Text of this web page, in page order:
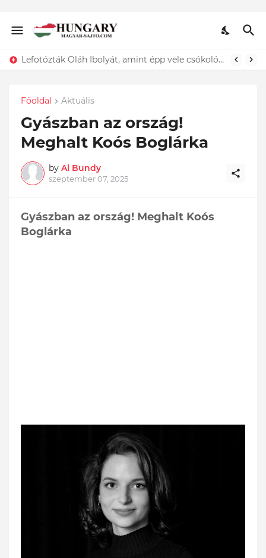
Lefotózták Oláh Ibolyát, amint épp vele csókolózik - EZT nem hiszed el, kinek a karjában kötött ki...ÍME
Főoldal Aktuális
Gyászban az ország!
Meghalt Koós Boglárka
by Al Bundy
szeptember 07, 2025
Gyászban az ország! Meghalt Koós
Boglárka